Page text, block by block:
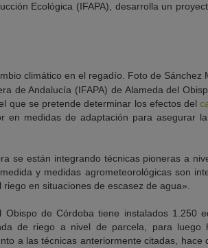
Ecológica (IFAPA), desarrolla un
de Andalucía (IFAPA) de Alameda del
que se pretende determinar los efectos del
en medidas de adaptación para asegurar
se están integrando técnicas pioneras a
y medidas agrometeorológicas son
en situaciones de escasez de agua».
Obispo de Córdoba tiene instalados 1.250
de riego a nivel de parcela, para luego
a las técnicas anteriormente citadas,